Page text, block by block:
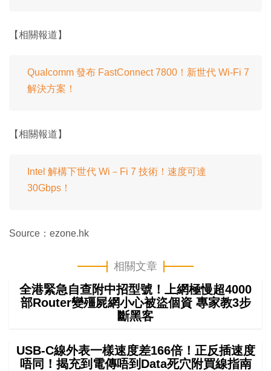
【相關報道】
Qualcomm 發布 FastConnect 7800！新世代 Wi-Fi 7
解決方案！
【相關報道】
Intel 解構下世代 Wi－Fi 7 技術！速度可達
30Gbps！
Source：ezone.hk
相關文章
全港緊急自查附中招型號！上網極慢超4000
部Router變殭屍網小心被盜個資 專家教3步
斷黑客
USB-C線外表一樣速度差166倍！正反插速度
唔同！揭充到電傳唔到Data死穴附買線指南